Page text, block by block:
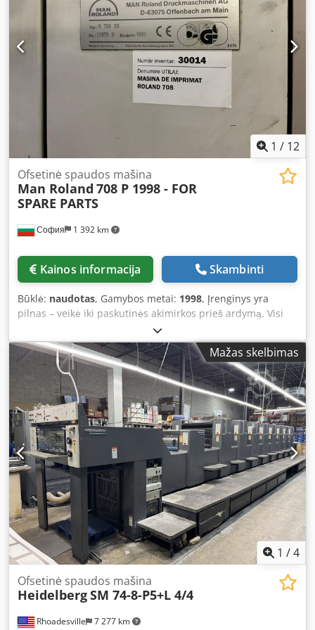
1 / 12
София 1 392 km
Ofsetinė spaudos mašina
Man Roland 708 P 1998 - FOR
SPARE PARTS
Kainos informacija Skambinti
Būklė: naudotas, Gamybos metai: 1998, Įrenginys yra
pilnas – veikė iki paskutinės akimirkos prieš ardymą. Visi
komponentai yra prieinami ir parduodami. Crsdpfsyzgh
Dex Altsf
Mažas skelbimas
1 /4
Rhoadesville 7 277 km
Ofsetinė spaudos mašina
HeidelbergSM 74-8-P5+L 4/4